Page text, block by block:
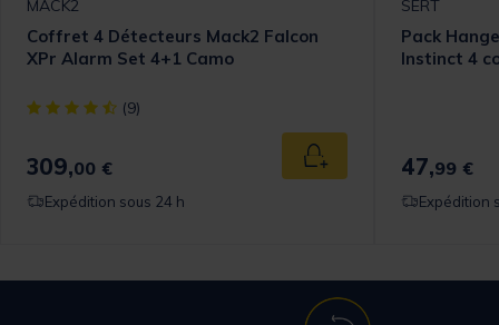
MACK2
Coffret 4 Détecteurs Mack2 Falcon
XPr Alarm Set 4+1 Camo
[object Object] out of 5 Customer Rating
(9)
309,00 € Ajouter au panier
Expédition sous 24 h
SERT
Pack
Instinct 4
47,99 €
Expédition